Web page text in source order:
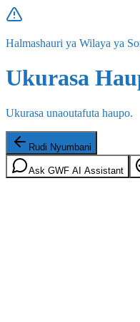
Halmashauri ya Wilaya ya
Ukurasa
Ukurasa unaoutafuta haupo.
Rudi Nyumbani
Ask GWF AI Assistant